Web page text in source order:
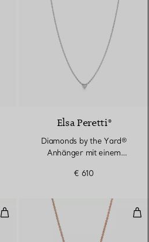
Elsa Peretti®
Diamonds by the Yard®
Anhänger mit einem
€ 610
Anhänger in Gelbgold, Medium